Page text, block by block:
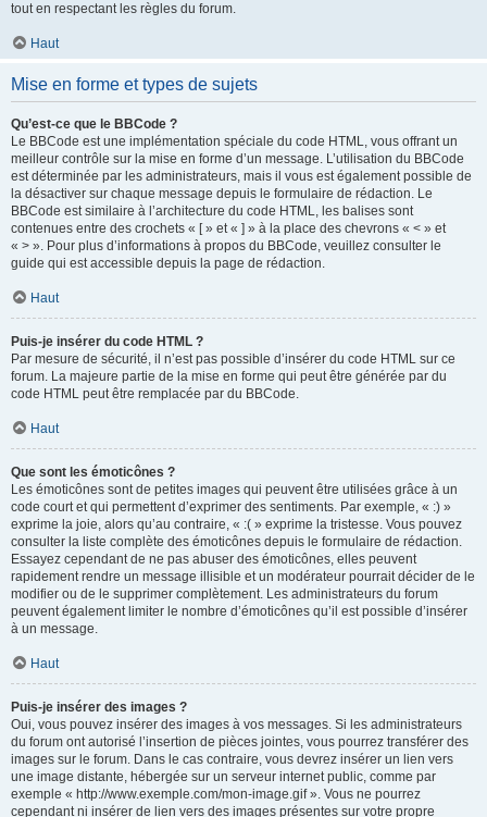
tout en respectant les règles du forum.
Haut
Mise en forme et types de sujets
Qu’est-ce que le BBCode ?
Le BBCode est une implémentation spéciale du code HTML, vous offrant un
meilleur contrôle sur la mise en forme d’un message. L’utilisation du BBCode
est déterminée par les administrateurs, mais il vous est également possible de
la désactiver sur chaque message depuis le formulaire de rédaction. Le
BBCode est similaire à l’architecture du code HTML, les balises sont
contenues entre des crochets « [ » et « ] » à la place des chevrons « < » et
« > ». Pour plus d’informations à propos du BBCode, veuillez consulter le
guide qui est accessible depuis la page de rédaction.
Haut
Puis-je insérer du code HTML ?
Par mesure de sécurité, il n’est pas possible d’insérer du code HTML sur ce
forum. La majeure partie de la mise en forme qui peut être générée par du
code HTML peut être remplacée par du BBCode.
Haut
Que sont les émoticônes ?
Les émoticônes sont de petites images qui peuvent être utilisées grâce à un
code court et qui permettent d’exprimer des sentiments. Par exemple, « :) »
exprime la joie, alors qu’au contraire, « :( » exprime la tristesse. Vous pouvez
consulter la liste complète des émoticônes depuis le formulaire de rédaction.
Essayez cependant de ne pas abuser des émoticônes, elles peuvent
rapidement rendre un message illisible et un modérateur pourrait décider de le
modifier ou de le supprimer complètement. Les administrateurs du forum
peuvent également limiter le nombre d’émoticônes qu’il est possible d’insérer
à un message.
Haut
Puis-je insérer des images ?
Oui, vous pouvez insérer des images à vos messages. Si les administrateurs
du forum ont autorisé l’insertion de pièces jointes, vous pourrez transférer des
images sur le forum. Dans le cas contraire, vous devrez insérer un lien vers
une image distante, hébergée sur un serveur internet public, comme par
exemple « http://www.exemple.com/mon-image.gif ». Vous ne pourrez
cependant ni insérer de lien vers des images présentes sur votre propre